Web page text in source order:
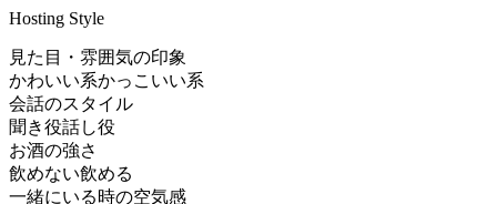
Hosting Style
見た目・雰囲気の印象
かわいい系かっこいい系
会話のスタイル
聞き役話し役
お酒の強さ
飲めない飲める
一緒にいる時の空気感